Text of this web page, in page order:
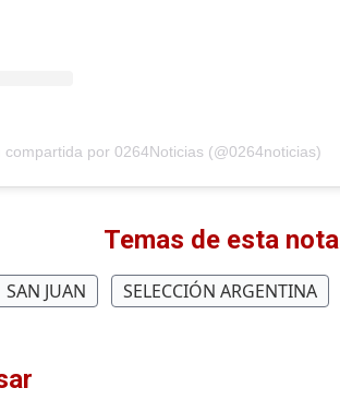
compartida por 0264Noticias (@0264noticias)
Temas de esta nota
SAN JUAN SELECCIÓN ARGENTINA